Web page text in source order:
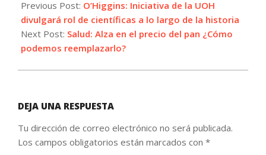
11-
23
Previous Post: O’Higgins: Iniciativa de la UOH
divulgará rol de científicas a lo largo de la historia
Next Post: Salud: Alza en el precio del pan ¿Cómo
podemos reemplazarlo?
DEJA UNA RESPUESTA
Tu dirección de correo electrónico no será publicada.
Los campos obligatorios están marcados con *